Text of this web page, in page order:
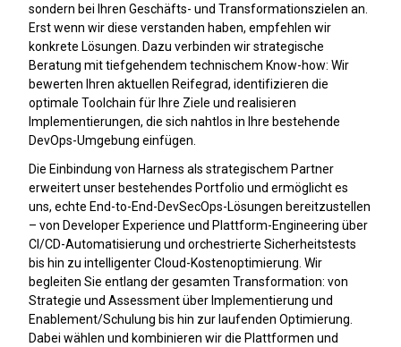
sondern bei Ihren Geschäfts- und Transformationszielen an.
Erst wenn wir diese verstanden haben, empfehlen wir
konkrete Lösungen. Dazu verbinden wir strategische
Beratung mit tiefgehendem technischem Know-how: Wir
bewerten Ihren aktuellen Reifegrad, identifizieren die
optimale Toolchain für Ihre Ziele und realisieren
Implementierungen, die sich nahtlos in Ihre bestehende
DevOps-Umgebung einfügen.
Die Einbindung von Harness als strategischem Partner
erweitert unser bestehendes Portfolio und ermöglicht es
uns, echte End-to-End-DevSecOps-Lösungen bereitzustellen
– von Developer Experience und Plattform-Engineering über
CI/CD-Automatisierung und orchestrierte Sicherheitstests
bis hin zu intelligenter Cloud-Kostenoptimierung. Wir
begleiten Sie entlang der gesamten Transformation: von
Strategie und Assessment über Implementierung und
Enablement/Schulung bis hin zur laufenden Optimierung.
Dabei wählen und kombinieren wir die Plattformen und